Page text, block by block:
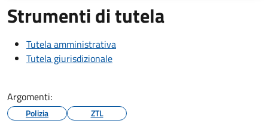
Strumenti di tutela
Tutela amministrativa
Tutela giurisdizionale
Argomenti:
Polizia ZTL